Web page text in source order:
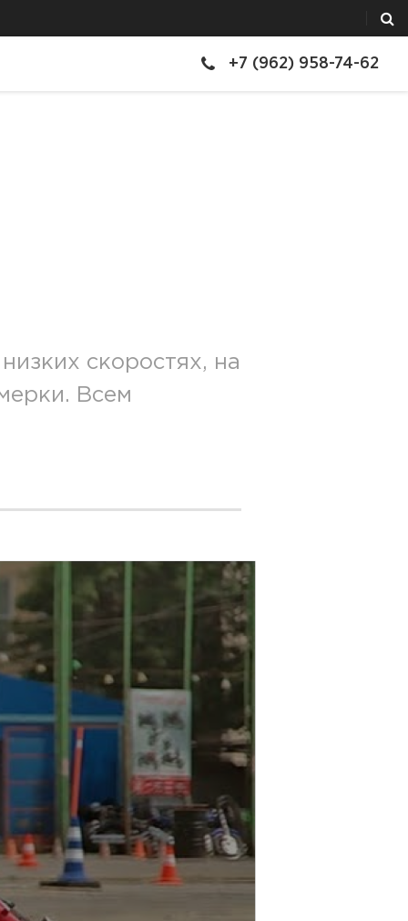
+7 (962) 958-74-62
скоростях, на
Всем